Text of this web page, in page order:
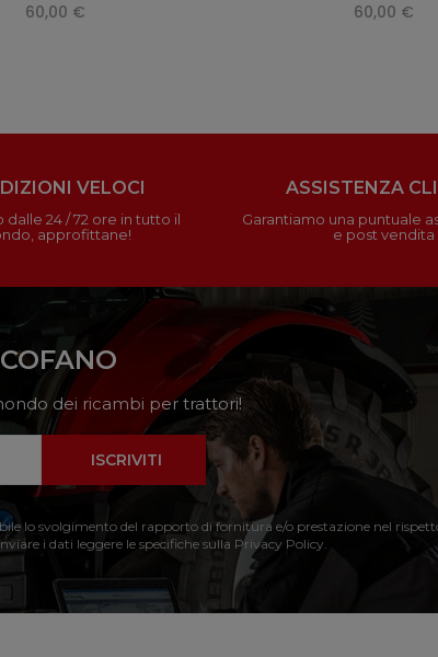
60,00 € 60,00 €
VELOCI
dalle 24 / 72 ore in tutto il
approfittane!
ASSISTENZA
Garantiamo una puntuale
e post vendita
dei ricambi per trattori!
ISCRIVITI
lo svolgimento del rapporto di fornitura e/o prestazione nel
i dati leggere le specifiche sulla Privacy Policy.